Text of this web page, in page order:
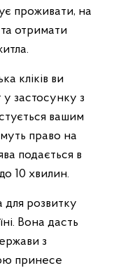
проживати, на
отримати
кліків ви
застосунку з
вашим
право на
подається в
10 хвилин.
розвитку
Вона дасть
з
принесе